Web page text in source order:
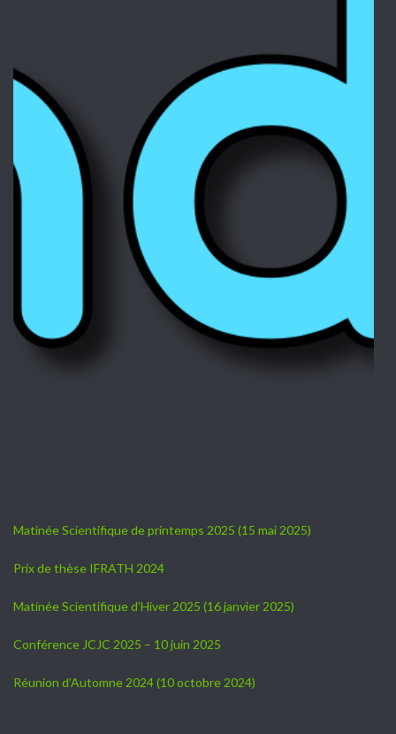
Matinée Scientifique de printemps 2025 (15 mai 2025)
Prix de thèse IFRATH 2024
Matinée Scientifique d’Hiver 2025 (16 janvier 2025)
Conférence JCJC 2025 – 10 juin 2025
Réunion d’Automne 2024 (10 octobre 2024)